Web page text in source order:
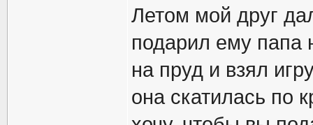
Летом мой друг
подарил ему папа
на пруд и взял
она скатилась по